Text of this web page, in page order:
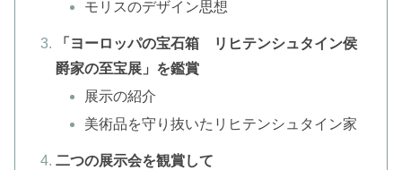
モリスのデザイン思想
「ヨーロッパの宝石箱 リヒテンシュタイン侯
爵家の至宝展」を鑑賞
展示の紹介
美術品を守り抜いたリヒテンシュタイン家
二つの展示会を観賞して